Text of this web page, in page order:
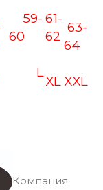
59-
60
61-
62
63-
64
L
XL XXL
Компания